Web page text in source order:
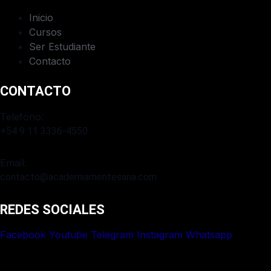
Inicio
Cursos
Ser Estudiante
Contacto
CONTACTO
Telefono:
+54 9 11 3336-4550​
Email:
contacto@academiamentesana.com​
REDES SOCIALES
Facebook Youtube Telegram Instagram Whatsapp